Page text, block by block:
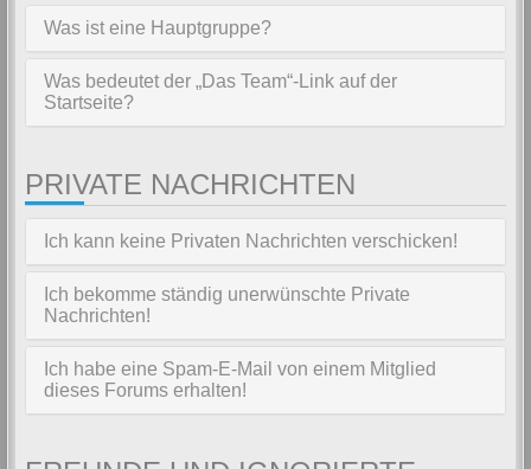
Was ist eine Hauptgruppe?
Was bedeutet der „Das Team“-Link auf der
Startseite?
PRIVATE NACHRICHTEN
Ich kann keine Privaten Nachrichten verschicken!
Ich bekomme ständig unerwünschte Private
Nachrichten!
Ich habe eine Spam-E-Mail von einem Mitglied
dieses Forums erhalten!